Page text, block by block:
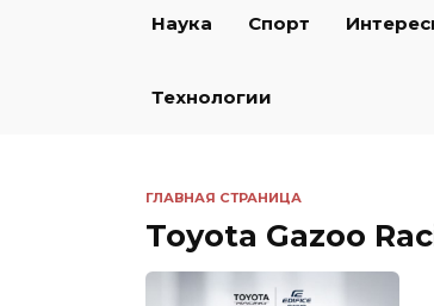
Наука Спорт
Технологии
ГЛАВНАЯ СТРАНИЦА
Toyota Gazoo